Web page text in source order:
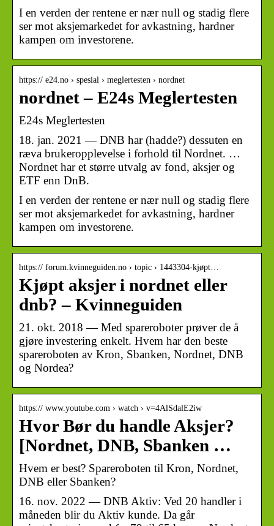
I en verden der rentene er nær null og stadig flere
ser mot aksjemarkedet for avkastning, hardner
kampen om investorene.
https:// e24.no › spesial › meglertesten › nordnet
nordnet – E24s Meglertesten
E24s Meglertesten
18. jan. 2021 — DNB har (hadde?) dessuten en
ræva brukeropplevelse i forhold til Nordnet. …
Nordnet har et større utvalg av fond, aksjer og
ETF enn DnB.
I en verden der rentene er nær null og stadig flere
ser mot aksjemarkedet for avkastning, hardner
kampen om investorene.
https:// forum.kvinneguiden.no › topic › 1443304-kjøpt…
Kjøpt aksjer i nordnet eller
dnb? – Kvinneguiden
21. okt. 2018 — Med spareroboter prøver de å
gjøre investering enkelt. Hvem har den beste
spareroboten av Kron, Sbanken, Nordnet, DNB
og Nordea?
https:// www.youtube.com › watch › v=4AlSdalE2iw
Hvor Bør du handle Aksjer?
[Nordnet, DNB, Sbanken …
Hvem er best? Spareroboten til Kron, Nordnet,
DNB eller Sbanken?
16. nov. 2022 — DNB Aktiv: Ved 20 handler i
måneden blir du Aktiv kunde. Da går